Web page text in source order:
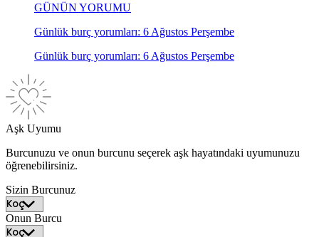
GÜNÜN YORUMU
Günlük burç yorumları: 6 Ağustos Perşembe
Günlük burç yorumları: 6 Ağustos Perşembe
Aşk Uyumu
Burcunuzu ve onun burcunu seçerek aşk hayatındaki uyumunuzu
öğrenebilirsiniz.
Sizin Burcunuz
Onun Burcu